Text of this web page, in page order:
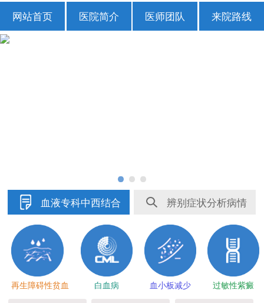
网站首页 医院简介 医师团队 来院路线
血液专科中西结合 辨别症状分析病情
再生障碍性贫血 白血病 血小板减少 过敏性紫癜